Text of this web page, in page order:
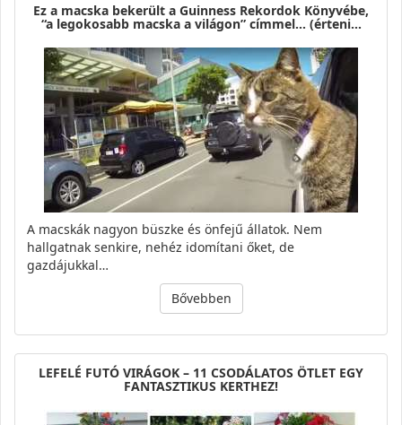
Ez a macska bekerült a Guinness Rekordok Könyvébe,
“a legokosabb macska a világon” címmel… (érteni…
A macskák nagyon büszke és önfejű állatok. Nem
hallgatnak senkire, nehéz idomítani őket, de
gazdájukkal…
Bővebben
LEFELÉ FUTÓ VIRÁGOK – 11 CSODÁLATOS ÖTLET EGY
FANTASZTIKUS KERTHEZ!